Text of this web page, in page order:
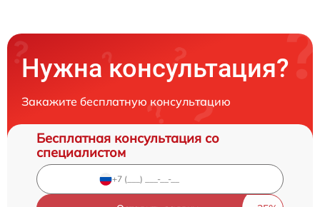
Нужна консультация?
Закажите бесплатную консультацию
Бесплатная консультация со
специалистом